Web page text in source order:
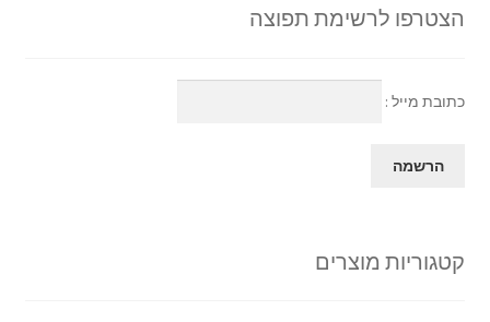
הצטרפו לרשימת תפוצה
כתובת מייל :
קטגוריות מוצרים